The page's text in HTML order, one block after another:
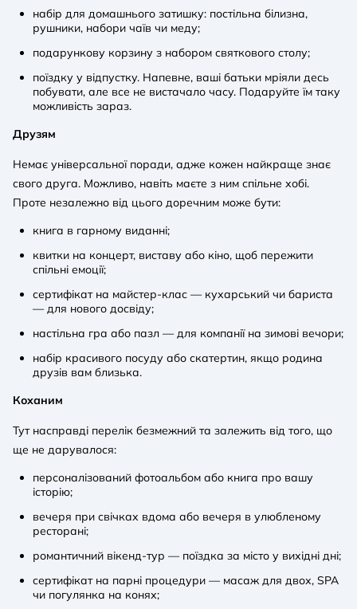
набір для домашнього затишку: постільна білизна,
рушники, набори чаїв чи меду;
подарункову корзину з набором святкового столу;
поїздку у відпустку. Напевне, ваші батьки мріяли десь
побувати, але все не вистачало часу. Подаруйте їм таку
можливість зараз.
Друзям
Немає універсальної поради, адже кожен найкраще знає
свого друга. Можливо, навіть маєте з ним спільне хобі.
Проте незалежно від цього доречним може бути:
книга в гарному виданні;
квитки на концерт, виставу або кіно, щоб пережити
спільні емоції;
сертифікат на майстер-клас — кухарський чи бариста
— для нового досвіду;
настільна гра або пазл — для компанії на зимові вечори;
набір красивого посуду або скатертин, якщо родина
друзів вам близька.
Коханим
Тут насправді перелік безмежний та залежить від того, що
ще не дарувалося:
персоналізований фотоальбом або книга про вашу
історію;
вечеря при свічках вдома або вечеря в улюбленому
ресторані;
романтичний вікенд-тур — поїздка за місто у вихідні дні;
сертифікат на парні процедури — масаж для двох, SPA
чи погулянка на конях;